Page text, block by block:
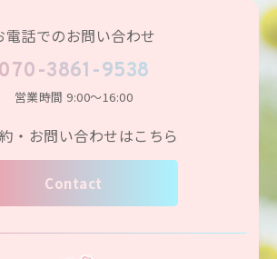
電話でのお問い合わせ
070-3861-9538
営業時間9:00～16:00
・お問い合わせはこちら
Contact